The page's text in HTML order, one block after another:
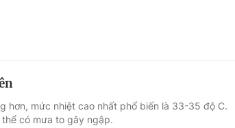
hơn, mức nhiệt cao nhất phổ biến là 33-35 độ C.
có mưa to gây ngập.